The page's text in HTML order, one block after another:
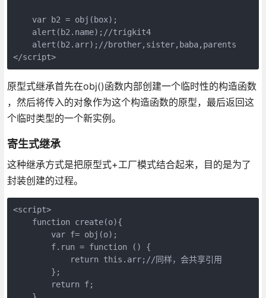
    var b2 = obj(box);
    alert(b2.name);//trigkit4
    alert(b2.arr);//brother,sister,baba,parents
</script>
原型式继承首先在obj()函数内部创建一个临时性的构造函数
，然后将传入的对象作为这个构造函数的原型，最后返回这
个临时类型的一个新实例。
寄生式继承
这种继承方式是把原型式+工厂模式结合起来，目的是为了
封装创建的过程。
<script>
    function create(o){
        var f= obj(o);
        f.run = function () {
            return this.arr;//同样，会共享引用
        };
        return f;